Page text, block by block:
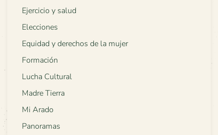
Ejercicio y salud
Elecciones
Equidad y derechos de la mujer
Formación
Lucha Cultural
Madre Tierra
Mi Arado
Panoramas